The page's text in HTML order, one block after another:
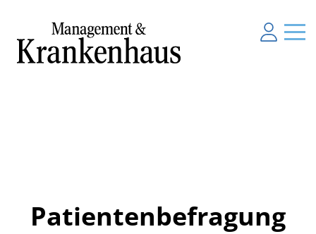
Patientenbefragung